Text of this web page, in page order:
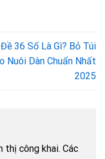
36 Số Là Gì? Bỏ Túi
Nuôi Dàn Chuẩn Nhất
2025
thị công khai. Các